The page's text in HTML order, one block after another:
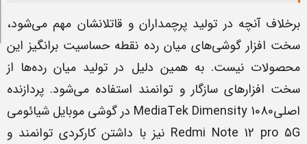
برخلاف آنچه در تولید پرچمداران و قاتلانشان مهم می‌شود،
سخت افزار گوشی‌های میان رده نقطه حساسیت برانگیز این
محصولات نیست. به همین دلیل در تولید میان رده‌ها از
سخت افزارهای سازگار و توانمند استفاده می‌شود. پردازنده
اصلیMediaTek Dimensity 1080 در گوشی موبایل شیائومی
Redmi Note 12 pro 5G نیز با داشتن کارکردی توانمند و